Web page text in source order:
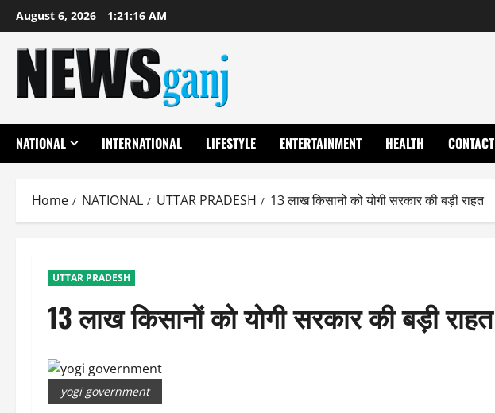
Skip
to
content
August 6, 2026 1:21:17 AM
NATIONAL INTERNATIONAL LIFESTYLE ENTERTAINMENT HEALTH CONTACT
Home NATIONAL UTTAR PRADESH 13 लाख किसानों को योगी सरकार की बड़ी राहत
UTTAR PRADESH
13 लाख किसानों को योगी सरकार की बड़ी राहत
yogi government